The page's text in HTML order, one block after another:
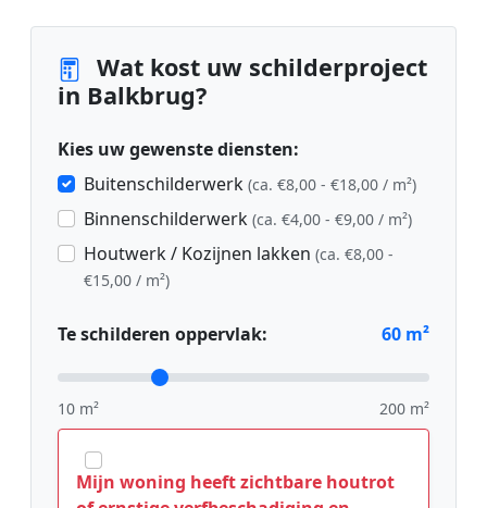
Wat kost uw schilderproject
in Balkbrug?
Kies uw gewenste diensten:
Buitenschilderwerk (ca. €8,00 - €18,00 / m²)
Binnenschilderwerk (ca. €4,00 - €9,00 / m²)
Houtwerk / Kozijnen lakken (ca. €8,00 -
€15,00 / m²)
Te schilderen oppervlak: 60 m²
10 m² 200 m²
Mijn woning heeft zichtbare houtrot